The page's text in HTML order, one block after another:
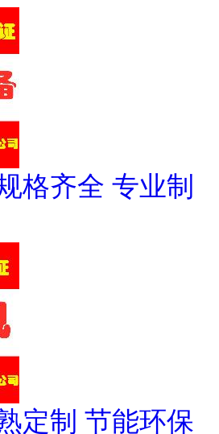
格齐全 专业制
定制 节能环保